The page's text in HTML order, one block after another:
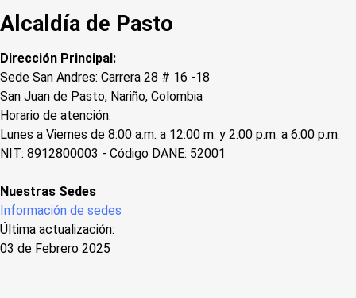
Alcaldía de Pasto
Dirección Principal:
Sede San Andres: Carrera 28 # 16 -18
San Juan de Pasto, Nariño, Colombia
Horario de atención:
Lunes a Viernes de 8:00 a.m. a 12:00 m. y 2:00 p.m. a 6:00 p.m.
NIT: 8912800003 - Código DANE: 52001
Nuestras Sedes
Información de sedes
Última actualización:
03 de Febrero 2025